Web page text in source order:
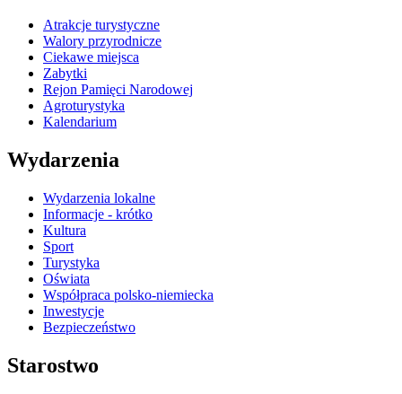
Atrakcje turystyczne
Walory przyrodnicze
Ciekawe miejsca
Zabytki
Rejon Pamięci Narodowej
Agroturystyka
Kalendarium
Wydarzenia
Wydarzenia lokalne
Informacje - krótko
Kultura
Sport
Turystyka
Oświata
Współpraca polsko-niemiecka
Inwestycje
Bezpieczeństwo
Starostwo